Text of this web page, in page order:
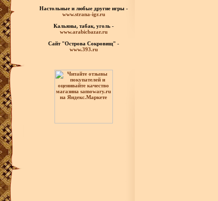
Настольные и любые другие игры -
www.strana-igr.ru
Кальяны, табак, уголь -
www.arabicbazar.ru
Сайт "Острова Сокровищ" -
www.393.ru